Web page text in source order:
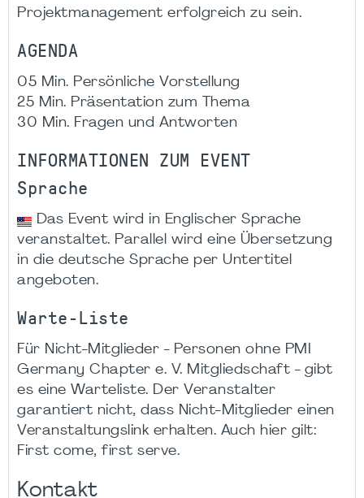
Projektmanagement erfolgreich zu sein.
AGENDA
05 Min. Persönliche Vorstellung
25 Min. Präsentation zum Thema
30 Min. Fragen und Antworten
INFORMATIONEN ZUM EVENT
Sprache
Das Event wird in Englischer Sprache
veranstaltet. Parallel wird eine Übersetzung
in die deutsche Sprache per Untertitel
angeboten.
Warte-Liste
Für Nicht-Mitglieder - Personen ohne PMI
Germany Chapter e. V. Mitgliedschaft - gibt
es eine Warteliste. Der Veranstalter
garantiert nicht, dass Nicht-Mitglieder einen
Veranstaltungslink erhalten. Auch hier gilt:
First come, first serve.
Kontakt